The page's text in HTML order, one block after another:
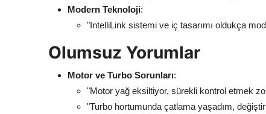
Modern Teknoloji:
"IntelliLink sistemi ve iç tasarımı oldukça
Olumsuz Yorumlar
Motor ve Turbo Sorunları:
"Motor yağ eksiltiyor, sürekli kontrol etmek
"Turbo hortumunda çatlama yaşadım,